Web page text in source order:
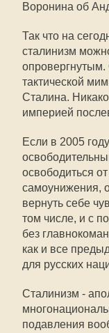
Воронина об
Так что на
сталинизм
тактической
Сталина.
империей
Если в 2005
освободиться
самоунижения,
вернуть себе
том числе, и с
без
как и все
для русских
Сталинизм -
подавления